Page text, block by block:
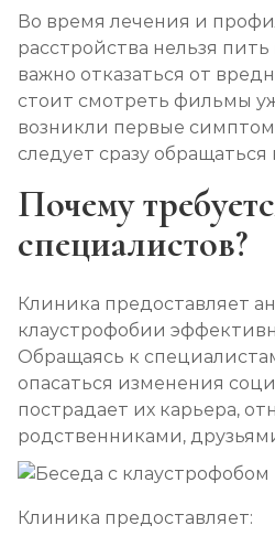
Во время лечения и
расстройства нельзя
важно отказаться от
стоит смотреть фильмы
возникли первые
следует сразу обращаться
Почему
специалистов?
Клиника предоставляет
клаустрофобии
Обращаясь к
опасаться изменения
пострадает их карьера,
родственниками,
Клиника предоставляет: